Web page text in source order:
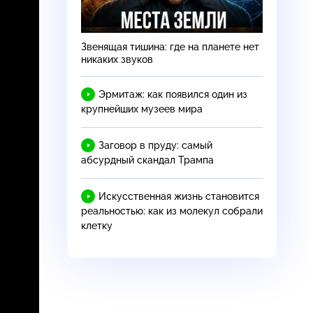
Звенящая тишина: где на планете нет
никаких звуков
Эрмитаж: как появился один из
крупнейших музеев мира
Заговор в пруду: самый
абсурдный скандал Трампа
Искусственная жизнь становится
реальностью: как из молекул собрали
клетку